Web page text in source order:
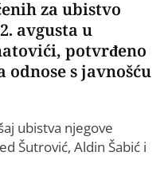
za ubistvo
avgusta u
potvrđeno
odnose s javnošću
ubistva njegove
Šutrović, Aldin Šabić i